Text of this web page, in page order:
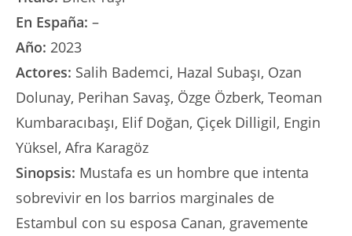
En España: –
Año: 2023
Actores: Salih Bademci, Hazal Subaşı, Ozan
Dolunay, Perihan Savaş, Özge Özberk, Teoman
Kumbaracıbaşı, Elif Doğan, Çiçek Dilligil, Engin
Yüksel, Afra Karagöz
Sinopsis: Mustafa es un hombre que intenta
sobrevivir en los barrios marginales de
Estambul con su esposa Canan, gravemente